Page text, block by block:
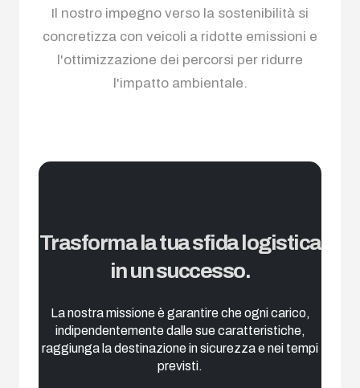
Il nostro impegno verso la sostenibilità si
concretizza con veicoli a ridotte emissioni e
l'ottimizzazione dei percorsi per ridurre
l'impatto ambientale.
Trasforma la tua sfida logistica
in un successo.
La nostra missione è garantire che ogni carico,
indipendentemente dalle sue caratteristiche,
raggiunga la destinazione in sicurezza e nei tempi
previsti.